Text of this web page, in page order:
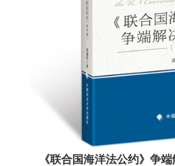
《联合国海洋法公约》争